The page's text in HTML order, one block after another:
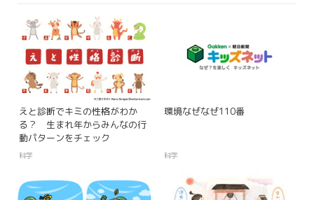
えと診断でキミの性格がわか
る？ 生まれ年からみんなの行
動パターンをチェック
科学
環境なぜなぜ110番
科学